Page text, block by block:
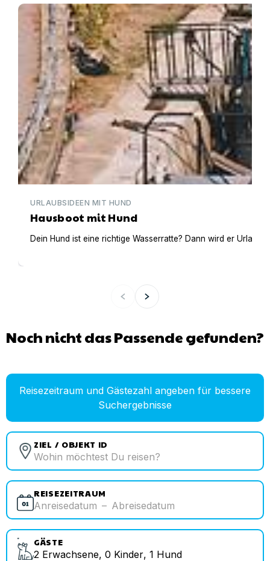
Hausboot mit Hund
URLAUBSIDEEN MIT HUND
Hausboot mit Hund
Dein Hund ist eine richtige Wasserratte? Dann wird er
Noch nicht das Passende gefunden?
Reisezeitraum und Gästezahl angeben für bessere
Suchergebnisse
ZIEL / OBJEKT ID
REISEZEITRAUM
Anreisedatum – Abreisedatum
GÄSTE
2 Erwachsene, 0 Kinder, 1 Hund